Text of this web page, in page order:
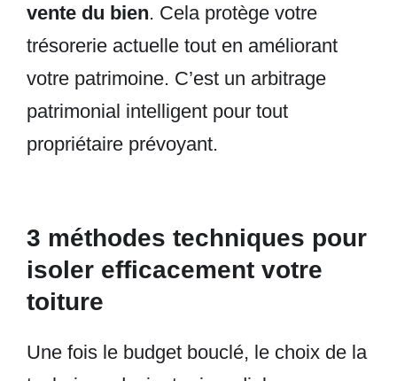
vente du bien. Cela protège votre
trésorerie actuelle tout en améliorant
votre patrimoine. C’est un arbitrage
patrimonial intelligent pour tout
propriétaire prévoyant.
3 méthodes techniques pour
isoler efficacement votre
toiture
Une fois le budget bouclé, le choix de la